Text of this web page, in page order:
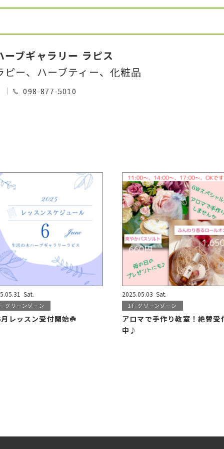
ーブギャラリー ラピス
ピー、ハーブティー、化粧品
098-877-5010
Sat.
グリーンゾーン
レッスン受付開始☘️
2025.05.03 Sat.
1F グリーンゾーン
アロマで手作り教室！絶賛受
中♪